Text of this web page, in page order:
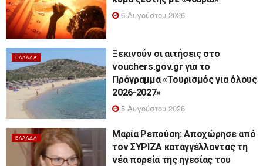
6 Αυγούστου 2026
ΕΛΛΆΔΑ
Ξεκινούν οι αιτήσεις στο
vouchers.gov.gr για το
Πρόγραμμα «Τουρισμός για όλους
2026-2027»
5 Αυγούστου 2026
ΕΛΛΆΔΑ
Μαρία Ρεπούση: Αποχώρησε από
τον ΣΥΡΙΖΑ καταγγέλλοντας τη
νέα πορεία της ηγεσίας του